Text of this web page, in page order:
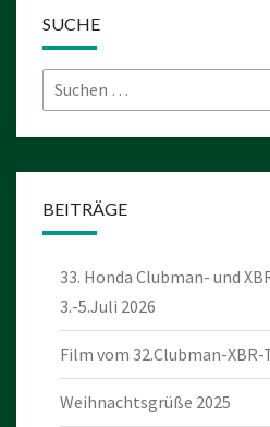
SUCHE
Suchen
nach:
BEITRÄGE
33. Honda Clubman- und
3.-5.Juli 2026
Film vom 32.Clubman-XBR-
Weihnachtsgrüße 2025